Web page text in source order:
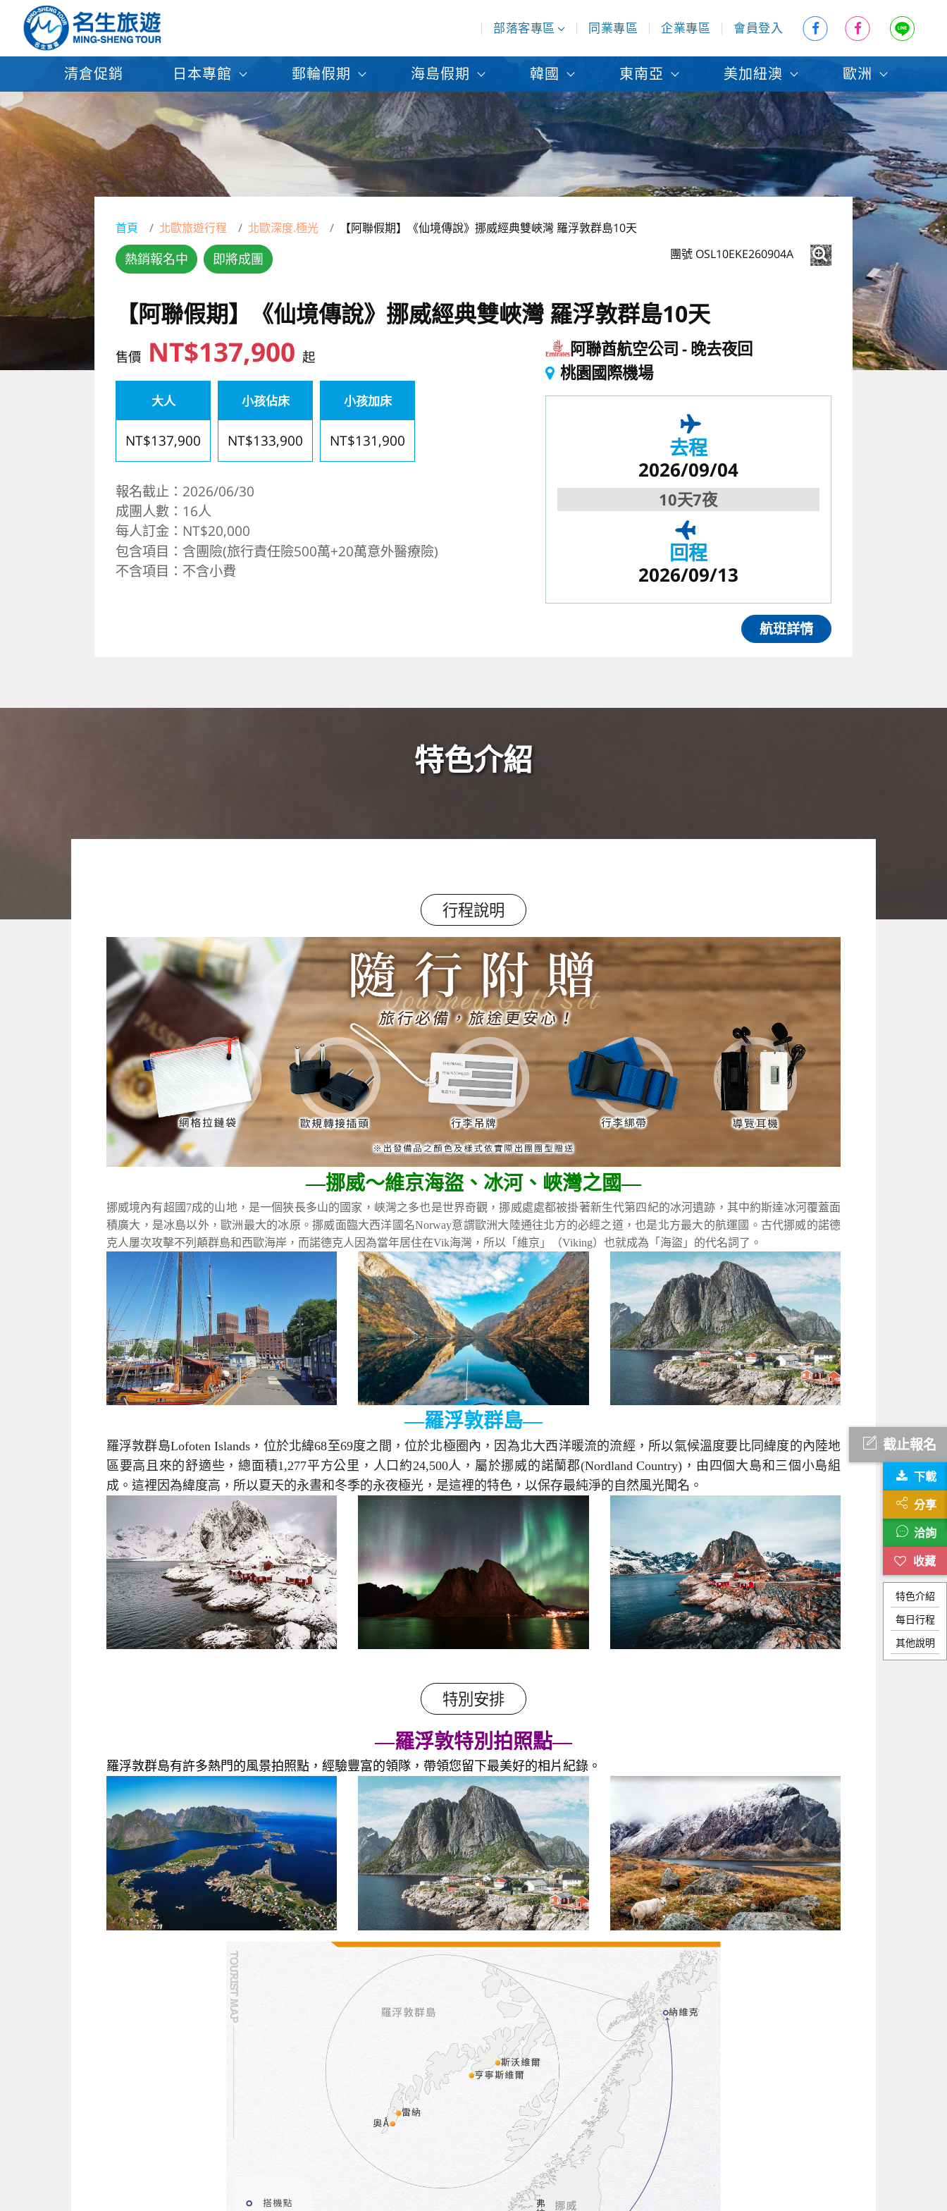
部落客專區 同業專區 企業專區 會員登入
清倉促銷 日本專館 郵輪假期 海島假期 韓國 東南亞 美加紐澳 歐洲
截止報名
下載
分享
洽詢
特色介紹
每日行程
其他說明
首頁 北歐旅遊行程 北歐深度.極光 【阿聯假期】《仙境傳說》挪威經典雙峽灣 羅浮敦群島10天
熱銷報名中 即將成團 團號 OSL10EKE260904A
【阿聯假期】《仙境傳說》挪威經典雙峽灣 羅浮敦群島10天
售價 NT$137,900起
大人
NT$137,900
小孩佔床
NT$133,900
小孩加床
NT$131,900
報名截止：2026/06/30
成團人數：16人
每人訂金：NT$20,000
包含項目：含團險(旅行責任險500萬+20萬意外醫療險)
不含項目：不含小費
阿聯酋航空公司
晚去夜回
桃園國際機場
去程
2026/09/04
10天7夜
回程
2026/09/13
航班詳情
特色介紹
行程說明
—挪威～維京海盜、冰河、峽灣之國—
挪威境內有超國7成的山地，是一個狹長多山的國家，峽灣之多也是世界奇觀，挪威處處都被掛著新生代第四紀的冰河遺跡，其中約斯達冰河覆蓋面
積廣大，是冰島以外，歐洲最大的冰原。挪威面臨大西洋國名Norway意謂歐洲大陸通往北方的必經之道，也是北方最大的航運國。古代挪威的諾德
克人屢次攻擊不列顛群島和西歐海岸，而諾德克人因為當年居住在Vik海灣，所以「維京」（Viking）也就成為「海盜」的代名詞了。
—羅浮敦群島—
羅浮敦群島Lofoten Islands，位於北緯68至69度之間，位於北極圈內，因為北大西洋暖流的流經，所以氣候溫度要比同緯度的內陸地
區要高且來的舒適些，總面積1,277平方公里，人口約24,500人，屬於挪威的諾蘭郡(Nordland Country)，由四個大島和三個小島組
成。這裡因為緯度高，所以夏天的永晝和冬季的永夜極光，是這裡的特色，以保存最純淨的自然風光聞名。
特別安排
—羅浮敦特別拍照點—
羅浮敦群島有許多熱門的風景拍照點， 經驗豐富的領隊，帶領您留下最美好的相片紀錄。